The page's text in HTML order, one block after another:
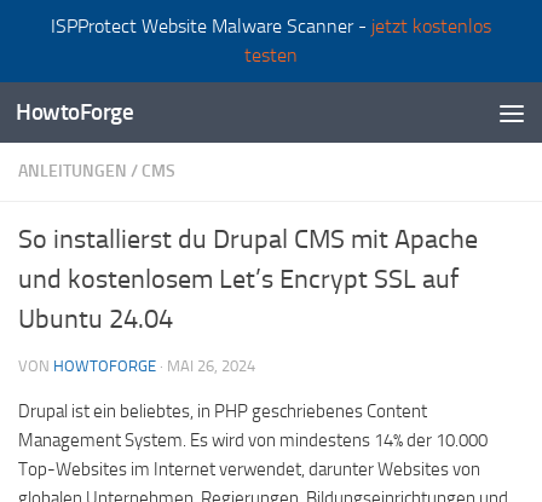
ISPProtect Website Malware Scanner - jetzt kostenlos
testen
Zum Inhalt springen
HowtoForge
ANLEITUNGEN / CMS
So installierst du Drupal CMS mit Apache
und kostenlosem Let’s Encrypt SSL auf
Ubuntu 24.04
VON HOWTOFORGE · MAI 26, 2024
Drupal ist ein beliebtes, in PHP geschriebenes Content
Management System. Es wird von mindestens 14% der 10.000
Top-Websites im Internet verwendet, darunter Websites von